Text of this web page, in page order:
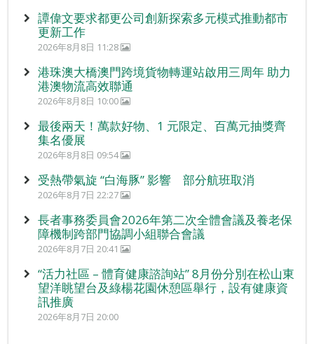
譚偉文要求都更公司創新探索多元模式推動都市
更新工作
2026年8月8日 11:28
港珠澳大橋澳門跨境貨物轉運站啟用三周年 助力
港澳物流高效聯通
2026年8月8日 10:00
最後兩天！萬款好物、1 元限定、百萬元抽獎齊
集名優展
2026年8月8日 09:54
受熱帶氣旋 “白海豚” 影響 部分航班取消
2026年8月7日 22:27
長者事務委員會2026年第二次全體會議及養老保
障機制跨部門協調小組聯合會議
2026年8月7日 20:41
“活力社區 – 體育健康諮詢站” 8月份分別在松山東
望洋眺望台及綠楊花園休憩區舉行，設有健康資
訊推廣
2026年8月7日 20:00